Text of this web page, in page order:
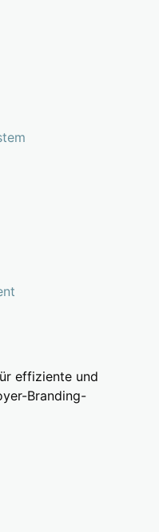
effiziente und
Branding-